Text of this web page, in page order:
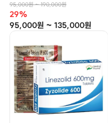
95,000원 ~ 190,000원
29%
95,000원 ~ 135,000원